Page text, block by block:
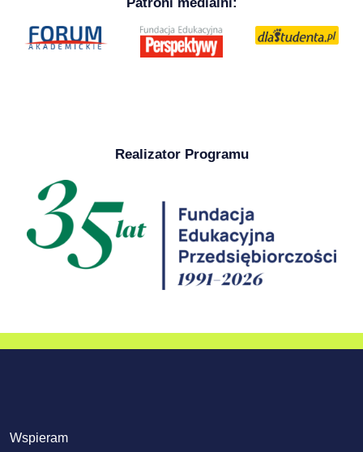
Realizator Programu
Wspieram